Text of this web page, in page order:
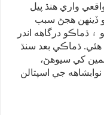
واري هنڌ پيل
ڏينهن هجڻ سبب
۽ ڌماڪو درگاهه اندر
ڌماڪي بعد سنڌ
کي سيوهڻ،
جي اسپتالن